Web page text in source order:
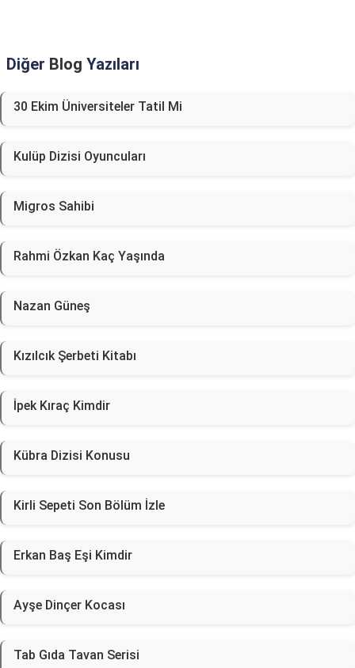
Diğer Blog Yazıları
30 Ekim Üniversiteler Tatil Mi
Kulüp Dizisi Oyuncuları
Migros Sahibi
Rahmi Özkan Kaç Yaşında
Nazan Güneş
Kızılcık Şerbeti Kitabı
İpek Kıraç Kimdir
Kübra Dizisi Konusu
Kirli Sepeti Son Bölüm İzle
Erkan Baş Eşi Kimdir
Ayşe Dinçer Kocası
Tab Gıda Tavan Serisi